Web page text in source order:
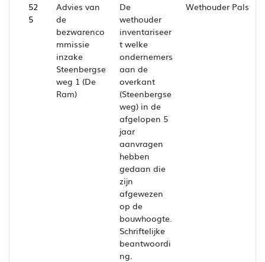
52
5
Advies van
de
bezwarenco
mmissie
inzake
Steenbergse
weg 1 (De
Ram)
De
wethouder
inventariseer
t welke
ondernemers
aan de
overkant
(Steenbergse
weg) in de
afgelopen 5
jaar
aanvragen
hebben
gedaan die
zijn
afgewezen
op de
bouwhoogte.
Schriftelijke
beantwoordi
ng.
Wethouder Pals